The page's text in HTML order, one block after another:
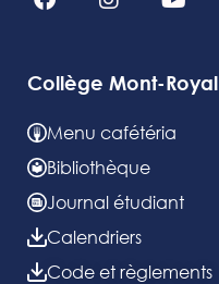
Collège Mont-Royal
Menu cafétéria
Bibliothèque
Journal étudiant
Calendriers
Code et règlements